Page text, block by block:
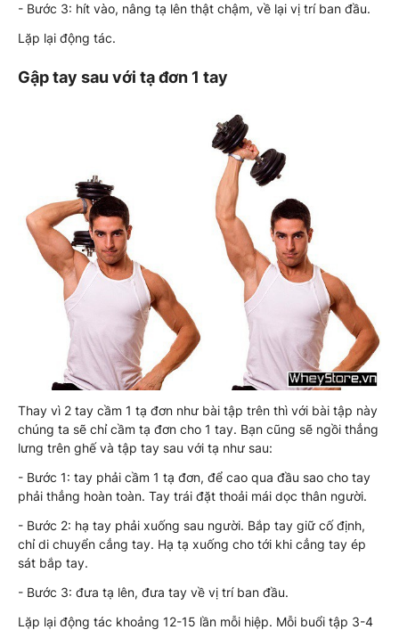
- Bước 3: hít vào, nâng tạ lên thật chậm, về lại vị trí ban đầu.
Lặp lại động tác.
Gập tay sau với tạ đơn 1 tay
Thay vì 2 tay cầm 1 tạ đơn như bài tập trên thì với bài tập này
chúng ta sẽ chỉ cầm tạ đơn cho 1 tay. Bạn cũng sẽ ngồi thẳng
lưng trên ghế và tập tay sau với tạ như sau:
- Bước 1: tay phải cầm 1 tạ đơn, để cao qua đầu sao cho tay
phải thẳng hoàn toàn. Tay trái đặt thoải mái dọc thân người.
- Bước 2: hạ tay phải xuống sau người. Bắp tay giữ cố định,
chỉ di chuyển cẳng tay. Hạ tạ xuống cho tới khi cẳng tay ép
sát bắp tay.
- Bước 3: đưa tạ lên, đưa tay về vị trí ban đầu.
Lặp lại động tác khoảng 12-15 lần mỗi hiệp. Mỗi buổi tập 3-4